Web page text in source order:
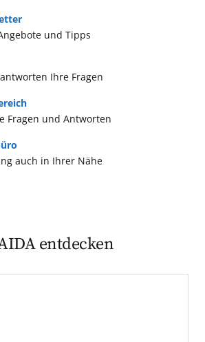
Markt und lernen Sie mehr
Geschichte der Stadt.
und Tipps
Fragen und Antworten
Ihre Fragen
auch in Ihrer Nähe
entdecken